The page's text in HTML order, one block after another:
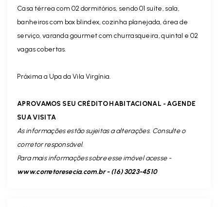
Casa térrea com 02 dormitórios, sendo 01 suíte, sala,
banheiros com box blindex, cozinha planejada, área de
serviço, varanda gourmet com churrasqueira, quintal e 02
vagas cobertas.
Próxima a Upa da Vila Virgínia.
APROVAMOS SEU CRÉDITO HABITACIONAL - AGENDE
SUA VISITA
As informações estão sujeitas a alterações. Consulte o
corretor responsável.
Para mais informações sobre esse imóvel acesse -
www.corretoresecia.com.br - (16) 3023-4510